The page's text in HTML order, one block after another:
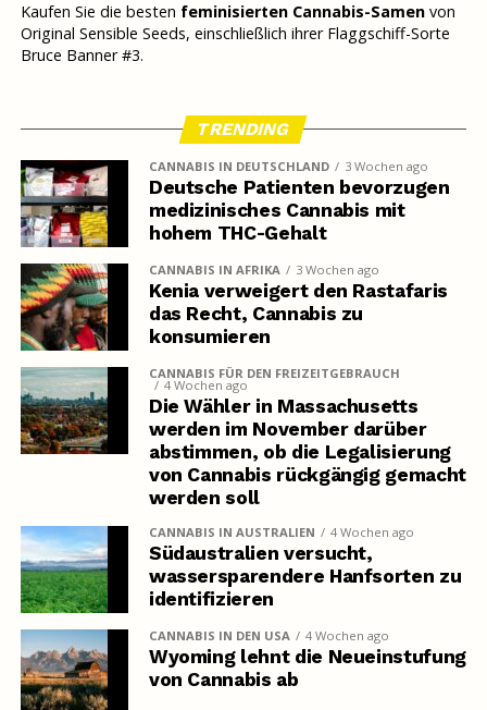
Kaufen Sie die besten feminisierten Cannabis-Samenvon
Original Sensible Seeds, einschließlich ihrer Flaggschiff-Sorte
Bruce Banner #3.
TRENDING
CANNABIS IN DEUTSCHLAND 3 Wochen ago
Deutsche Patienten bevorzugen
medizinisches Cannabis mit
hohem THC-Gehalt
CANNABIS IN AFRIKA 3 Wochen ago
Kenia verweigert den Rastafaris
das Recht, Cannabis zu
konsumieren
CANNABIS FÜR DEN FREIZEITGEBRAUCH
4 Wochen ago
Die Wähler in Massachusetts
werden im November darüber
abstimmen, ob die Legalisierung
von Cannabis rückgängig gemacht
werden soll
CANNABIS IN AUSTRALIEN 4 Wochen ago
Südaustralien versucht,
wassersparendere Hanfsorten zu
identifizieren
CANNABIS IN DEN USA 4 Wochen ago
Wyoming lehnt die Neueinstufung
von Cannabis ab